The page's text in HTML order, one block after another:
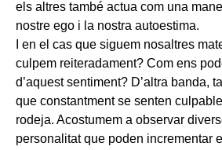
els altres també actua com una
nostre ego i la nostra autoestima.
I en el cas que siguem nosaltres
culpem reiteradament? Com ens
d’aquest sentiment? D’altra banda,
que constantment se senten
rodeja. Acostumem a observar
personalitat que poden incrementar